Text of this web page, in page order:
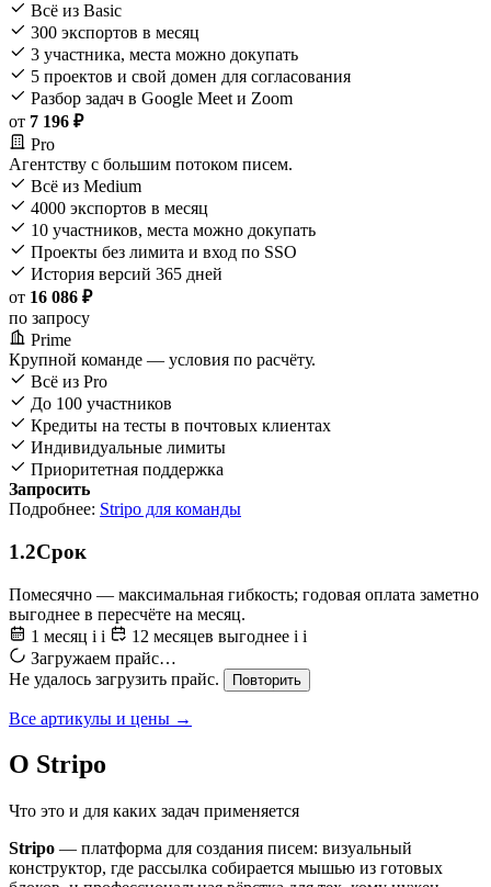
Всё из Basic
300 экспортов в месяц
3 участника, места можно докупать
5 проектов и свой домен для согласования
Разбор задач в Google Meet и Zoom
от 7 196 ₽
Pro
Агентству с большим потоком писем.
Всё из Medium
4000 экспортов в месяц
10 участников, места можно докупать
Проекты без лимита и вход по SSO
История версий 365 дней
от 16 086 ₽
по запросу
Prime
Крупной команде — условия по расчёту.
Всё из Pro
До 100 участников
Кредиты на тесты в почтовых клиентах
Индивидуальные лимиты
Приоритетная поддержка
Запросить
Подробнее: Stripo для команды
1.2Срок
Помесячно — максимальная гибкость; годовая оплата заметно
выгоднее в пересчёте на месяц.
1 месяц i i 12 месяцев выгоднее i i
Загружаем прайс…
Не удалось загрузить прайс.
Повторить
Все артикулы и цены →
О Stripo
Что это и для каких задач применяется
Stripo — платформа для создания писем: визуальный
конструктор, где рассылка собирается мышью из готовых